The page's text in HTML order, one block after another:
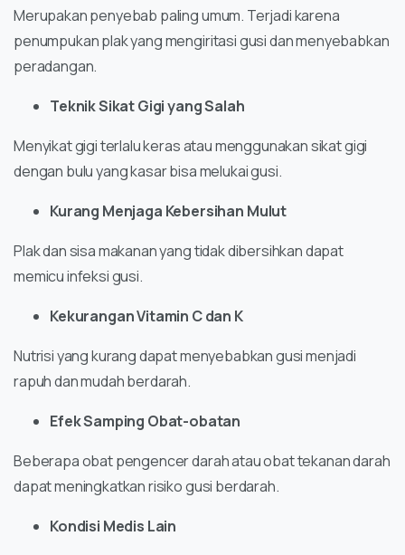
Merupakan penyebab paling umum. Terjadi karena
penumpukan plak yang mengiritasi gusi dan menyebabkan
peradangan.
Teknik Sikat Gigi yang Salah
Menyikat gigi terlalu keras atau menggunakan sikat gigi
dengan bulu yang kasar bisa melukai gusi.
Kurang Menjaga Kebersihan Mulut
Plak dan sisa makanan yang tidak dibersihkan dapat
memicu infeksi gusi.
Kekurangan Vitamin C dan K
Nutrisi yang kurang dapat menyebabkan gusi menjadi
rapuh dan mudah berdarah.
Efek Samping Obat-obatan
Beberapa obat pengencer darah atau obat tekanan darah
dapat meningkatkan risiko gusi berdarah.
Kondisi Medis Lain